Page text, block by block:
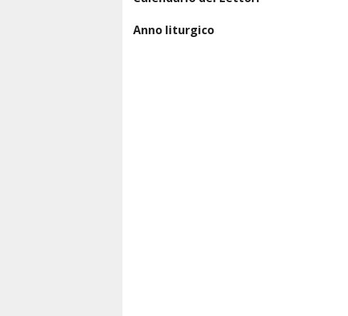
La tela di S. Sebastiano
Anno liturgico